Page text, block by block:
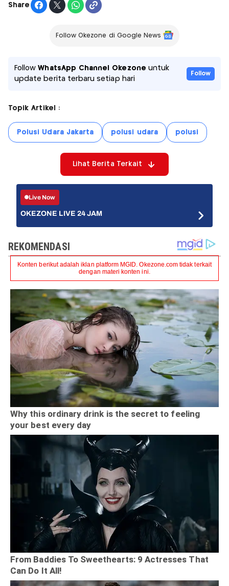
Share
Follow Okezone di Google News
FollowWhatsApp Channel Okezone untuk
update berita terbaru setiap hari
Follow
Topik Artikel :
Polusi Udara Jakarta polusi udara polusi
Lihat Berita Terkait
Live Now
OKEZONE LIVE 24 JAM